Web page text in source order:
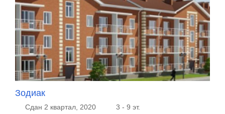
Зодиак
Сдан 2 квартал, 2020 3 - 9 эт.